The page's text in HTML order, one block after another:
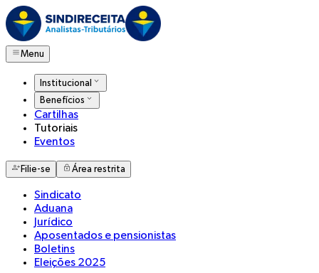
Menu
Institucional
Benefícios
Cartilhas
Tutoriais
Eventos
Filie-se Área restrita
Sindicato
Aduana
Jurídico
Aposentados e pensionistas
Boletins
Eleições 2025